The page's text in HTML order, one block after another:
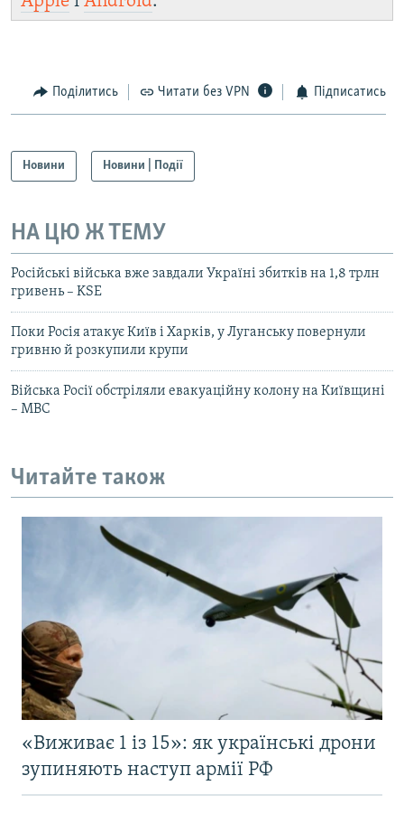
Поділитись Читати без VPN Підписатись
Новини Новини | Події
НА ЦЮ Ж ТЕМУ
Російські війська вже завдали Україні збитків на 1,8 трлн
гривень – KSE
Поки Росія атакує Київ і Харків, у Луганську повернули
гривню й розкупили крупи
Війська Росії обстріляли евакуаційну колону на Київщині
– МВС
Читайте також
«Виживає 1 із 15»: як українські дрони
зупиняють наступ армії РФ